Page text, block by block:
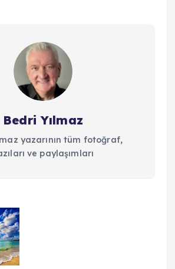
Bedri Yılmaz
yazarının tüm fotoğraf,
ve paylaşımları